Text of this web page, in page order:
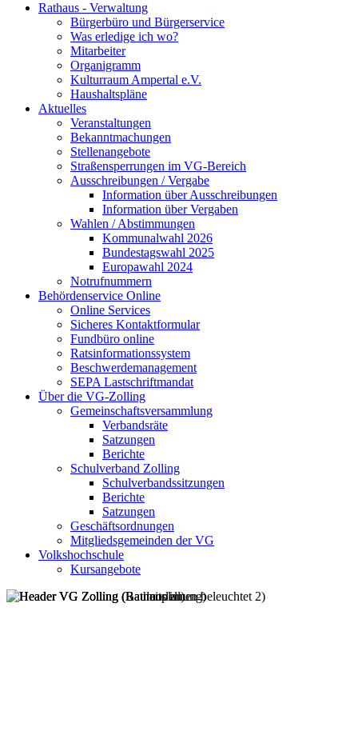
Rathaus - Verwaltung
Bürgerbüro und Bürgerservice
Was erledige ich wo?
Mitarbeiter
Organigramm
Kulturraum Ampertal e.V.
Haushaltspläne
Aktuelles
Veranstaltungen
Bekanntmachungen
Stellenangebote
Straßensperrungen im VG-Bereich
Ausschreibungen / Vergabe
Information über Ausschreibungen
Information über Vergaben
Wahlen / Abstimmungen
Kommunalwahl 2026
Bundestagswahl 2025
Europawahl 2024
Notrufnummern
Behördenservice Online
Online Services
Sicheres Kontaktformular
Fundbüro online
Ratsinformationssystem
Beschwerdemanagement
SEPA Lastschriftmandat
Über die VG-Zolling
Gemeinschaftsversammlung
Verbandsräte
Satzungen
Berichte
Schulverband Zolling
Schulverbandssitzungen
Berichte
Satzungen
Geschäftsordnungen
Mitgliedsgemeinden der VG
Volkshochschule
Kursangebote